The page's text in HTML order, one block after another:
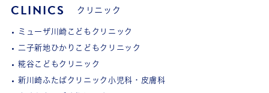
CLINICS クリニック
ミューザ川崎こどもクリニック
二子新地ひかりこどもクリニック
糀谷こどもクリニック
新川崎ふたばクリニック小児科・皮膚科